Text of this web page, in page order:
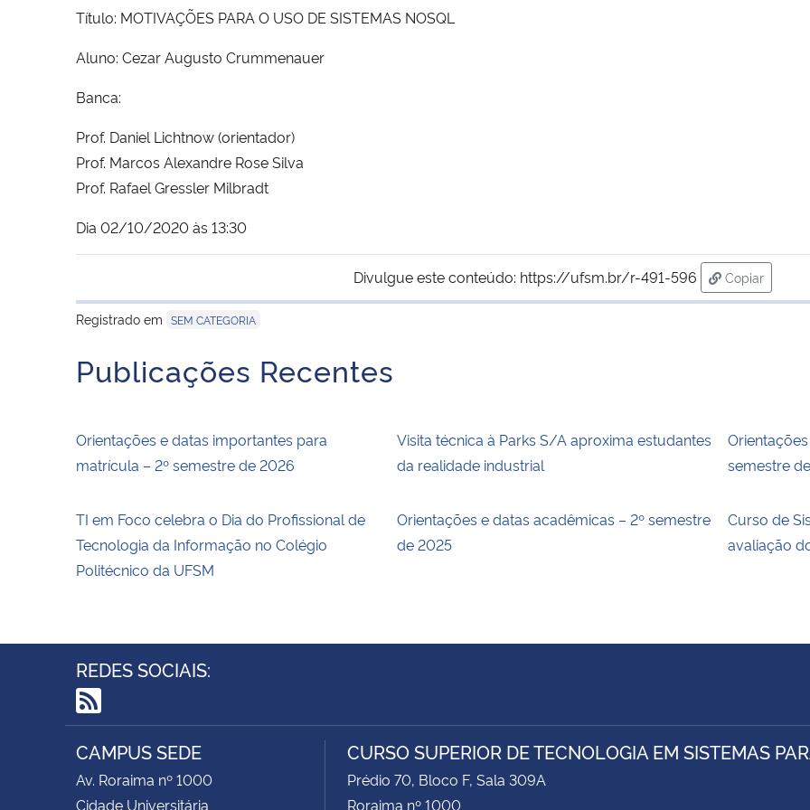
Título: MOTIVAÇÕES PARA O USO DE SISTEMAS NOSQL
Aluno: Cezar Augusto Crummenauer
Banca:
Prof. Daniel Lichtnow (orientador)
Prof. Marcos Alexandre Rose Silva
Prof. Rafael Gressler Milbradt
Dia 02/10/2020 às 13:30
Divulgue este conteúdo: https://ufsm.br/r-491-596
Copiar
para área
Registrado em SEM CATEGORIA
Publicações Recentes
Orientações e datas importantes para
matrícula – 2º semestre de 2026
Visita técnica à Parks S/A aproxima estudantes
da realidade industrial
semestre
TI em Foco celebra o Dia do Profissional de
Tecnologia da Informação no Colégio
Politécnico da UFSM
Orientações e datas acadêmicas – 2º semestre
de 2025
Curso de
avaliação
REDES SOCIAIS:
RSS
CAMPUS SEDE
Av. Roraima nº 1000
Cidade Universitária
CURSO SUPERIOR DE TECNOLOGIA EM SISTEMAS
Prédio 70, Bloco F, Sala 309A
Roraima nº 1000